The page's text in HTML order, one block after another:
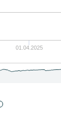
01.04.2025